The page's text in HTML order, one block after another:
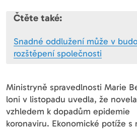
Čtěte také:
Snadné oddlužení může v
rozštěpení společnosti
Ministryně spravedlnosti Marie
loni v listopadu uvedla, že
vzhledem k dopadům epidemie
koronaviru. Ekonomické potíže s